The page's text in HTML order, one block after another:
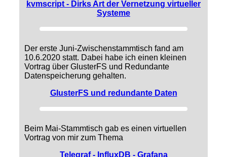
kvmscript - Dirks Art der Vernetzung virtueller
Systeme
Der erste Juni-Zwischenstammtisch fand am
10.6.2020 statt. Dabei habe ich einen kleinen
Vortrag über GlusterFS und Redundante
Datenspeicherung gehalten.
GlusterFS und redundante Daten
Beim Mai-Stammtisch gab es einen virtuellen
Vortrag von mir zum Thema
Telegraf - InfluxDB - Grafana